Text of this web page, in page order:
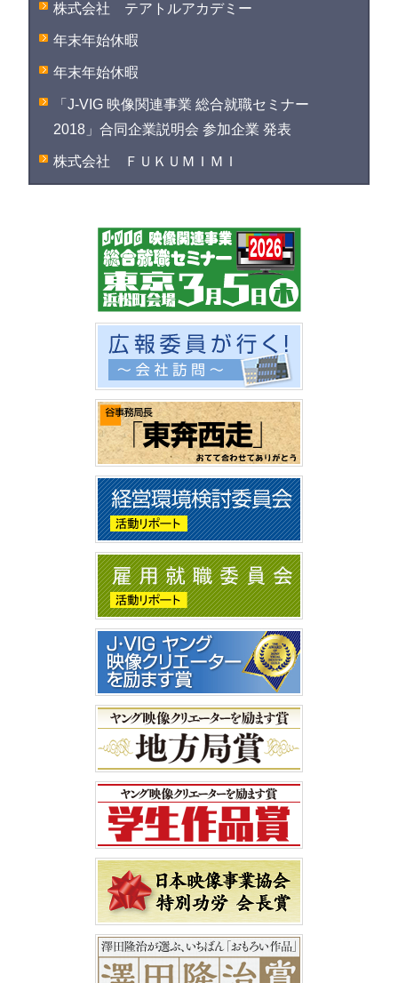
株式会社 テアトルアカデミー
年末年始休暇
年末年始休暇
「J-VIG 映像関連事業 総合就職セミナー
2018」合同企業説明会 参加企業 発表
株式会社 ＦＵＫＵＭＩＭＩ